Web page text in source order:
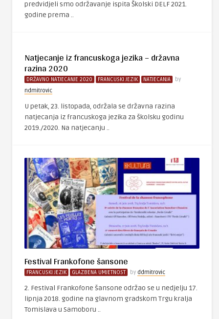
predvidjeli smo održavanje ispita Školski DELF 2021.
godine prema ..
Natjecanje iz francuskoga jezika – državna
razina 2020
DRŽAVNO NATJECANJE 2020 FRANCUSKI JEZIK NATJECANJA
by
ndmitrovic
U petak, 23. listopada, održala se državna razina
natjecanja iz francuskoga jezika za školsku godinu
2019./2020. Na natjecanju ..
Festival Frankofone šansone
FRANCUSKI JEZIK GLAZBENA UMJETNOST by ddmitrovic
2. Festival Frankofone šansone održao se u nedjelju 17.
lipnja 2018. godine na glavnom gradskom Trgu kralja
Tomislava u Samoboru ..